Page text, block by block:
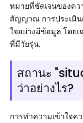
หมายที่ชัดเจนของค
สัญญาณ การประเมิ
ใจอย่างมีข้อมูล โดย
ที่มีวัยรุ่น.
สถานะ
ว่าอย่างไร?
การทำความเข้าใจค